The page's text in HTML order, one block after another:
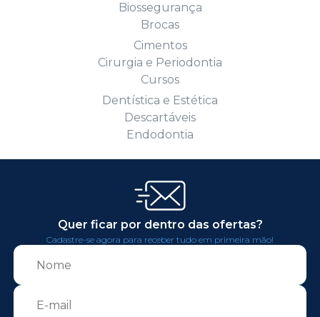
Biossegurança
Brocas
Cimentos
Cirurgia e Periodontia
Cursos
Dentística e Estética
Descartáveis
Endodontia
Quer ficar por dentro das ofertas?
Cadastre-se agora para receber tudo em primeira mão!